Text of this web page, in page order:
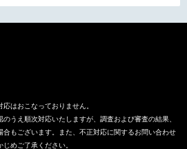
はおこなっておりません。
うえ順次対応いたしますが、調査および審査の結果、
合もございます。また、不正対応に関するお問い合わせ
めご了承ください。